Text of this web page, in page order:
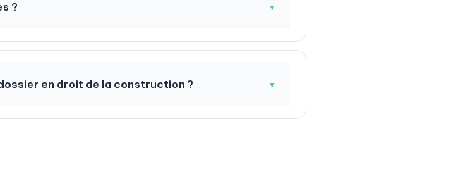
? ▼
en droit de la construction ? ▼